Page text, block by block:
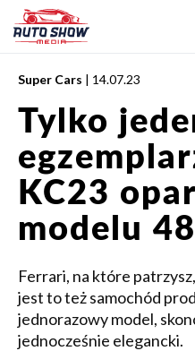
PREMIERY
SAMOCHODY
Wiadomości
Supersamochody
Samochody Koncepcyjne
Tuning
Elektryczne
MOTORSPORT
Super Cars | 14.07.23
Tylko
KC23
modelu
Ferrari, na które
jest to też samochód
jednorazowy model,
jednocześnie elegancki.